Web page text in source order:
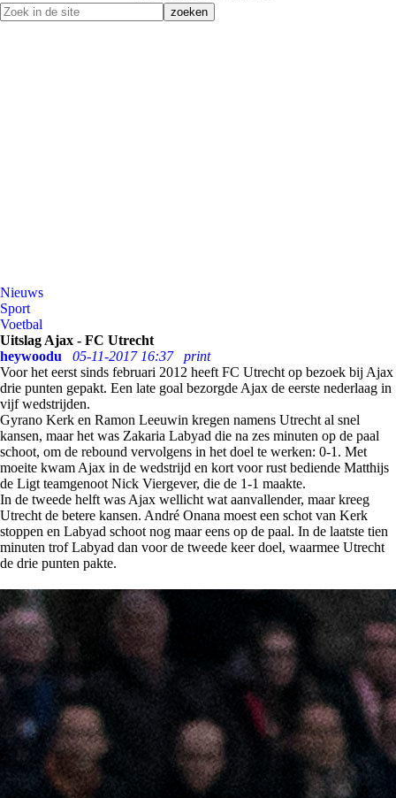
Nieuws
Sport
Voetbal
Uitslag Ajax - FC Utrecht
heywoodu
05-11-2017 16:37
print
Voor het eerst sinds februari 2012 heeft FC Utrecht op bezoek bij Ajax
drie punten gepakt. Een late goal bezorgde Ajax de eerste nederlaag in
vijf wedstrijden.
Gyrano Kerk en Ramon Leeuwin kregen namens Utrecht al snel
kansen, maar het was Zakaria Labyad die na zes minuten op de paal
schoot, om de rebound vervolgens in het doel te werken: 0-1. Met
moeite kwam Ajax in de wedstrijd en kort voor rust bediende Matthijs
de Ligt teamgenoot Nick Viergever, die de 1-1 maakte.
In de tweede helft was Ajax wellicht wat aanvallender, maar kreeg
Utrecht de betere kansen. André Onana moest een schot van Kerk
stoppen en Labyad schoot nog maar eens op de paal. In de laatste tien
minuten trof Labyad dan voor de tweede keer doel, waarmee Utrecht
de drie punten pakte.